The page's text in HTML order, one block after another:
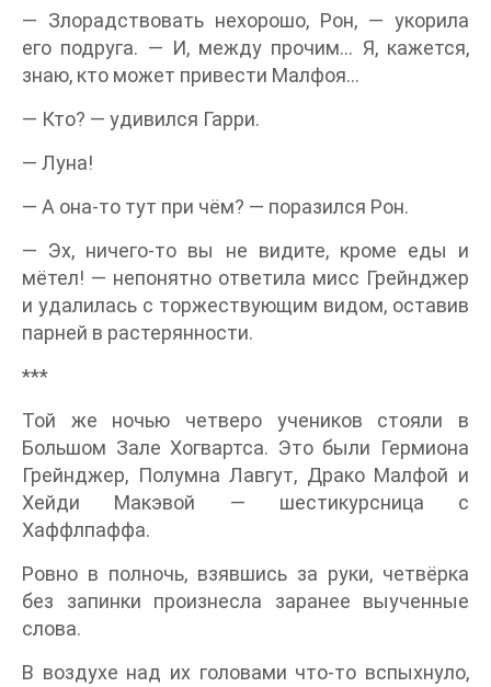
— Злорадствовать нехорошо, Рон, — укорила
его подруга. — И, между прочим… Я, кажется,
знаю, кто может привести Малфоя…
— Кто? — удивился Гарри.
— Луна!
— А она-то тут при чём? — поразился Рон.
— Эх, ничего-то вы не видите, кроме еды и
мётел! — непонятно ответила мисс Грейнджер
и удалилась с торжествующим видом, оставив
парней в растерянности.
***
Той же ночью четверо учеников стояли в
Большом Зале Хогвартса. Это были Гермиона
Грейнджер, Полумна Лавгут, Драко Малфой и
Хейди Макэвой — шестикурсница с
Хаффлпаффа.
Ровно в полночь, взявшись за руки, четвёрка
без запинки произнесла заранее выученные
слова.
В воздухе над их головами что-то вспыхнуло,